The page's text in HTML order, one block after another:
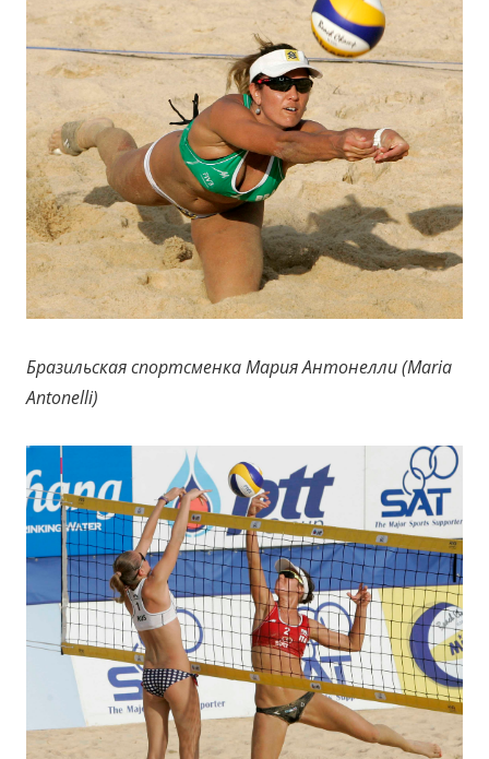
Бразильская спортсменка Мария Антонелли (Maria
Antonelli)